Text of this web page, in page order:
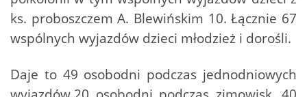
ks. proboszczem A. Blewińskim 10. Łącznie 67
wspólnych wyjazdów dzieci młodzież i dorośli.
Daje to 49 osobodni podczas jednodniowych